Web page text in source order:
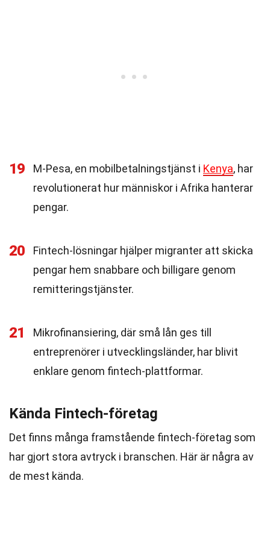
19 M-Pesa, en mobilbetalningstjänst i Kenya, har
revolutionerat hur människor i Afrika hanterar
pengar.
20
Fintech-lösningar hjälper migranter att skicka
pengar hem snabbare och billigare genom
remitteringstjänster.
21
Mikrofinansiering, där små lån ges till
entreprenörer i utvecklingsländer, har blivit
enklare genom fintech-plattformar.
Kända Fintech-företag
Det finns många framstående fintech-företag som
har gjort stora avtryck i branschen. Här är några av
de mest kända.